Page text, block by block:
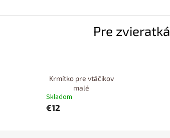
Pre zvieratká
Krmítko pre vtáčikov
malé
Skladom
€12